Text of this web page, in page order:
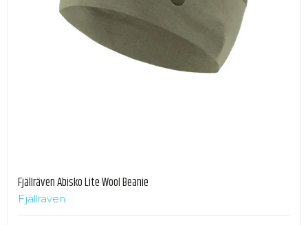
Fjällräven Abisko Lite Wool Beanie
Fjällräven